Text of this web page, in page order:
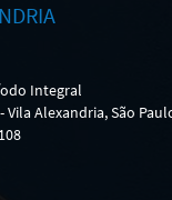
Integral
Alexandria, São